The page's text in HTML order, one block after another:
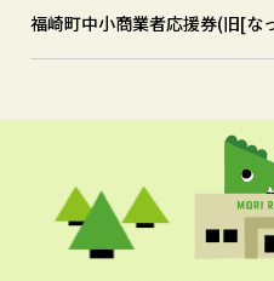
福崎町中小商業者応援券(旧[な